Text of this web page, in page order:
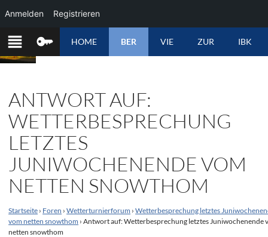
ZUM
INHALT
SPRINGEN
HOME BER VIE ZUR IBK
ANTWORT AUF:
WETTERBESPRECHUNG
LETZTES
JUNIWOCHENENDE VOM
NETTEN SNOWTHOM
Startseite › Foren › Wetterturnierforum › Wetterbesprechung letztes
vom netten snowthom › Antwort auf: Wetterbesprechung letztes Juniwochenende
netten snowthom
Anmelden Registrieren